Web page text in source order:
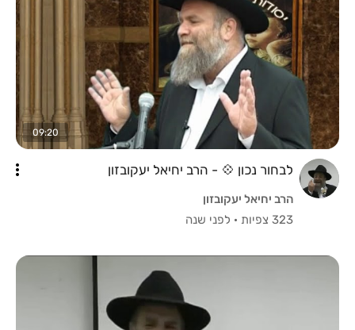
09:20
לבחור נכון 💠 - הרב יחיאל יעקובזון
הרב יחיאל יעקובזון
323 צפיות
· לפני שנה